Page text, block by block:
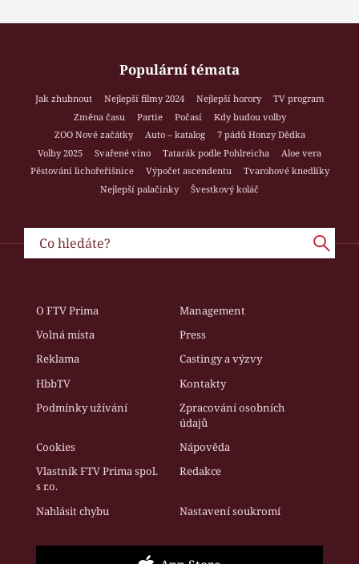
Populární témata
Jak zhubnout Nejlepší filmy 2024 Nejlepší horory
TV program
Změna času
Partie Počasí
Kdy budou volby
ZOO Nové začátky
Auto – katalog
7 pádů Honzy Dědka
Volby 2025
Svařené víno Tatarák podle Pohlreicha
Aloe vera
Pěstování lichořeřišnice
Výpočet ascendentu
Tvarohové knedlíky
Nejlepší palačinky
Švestkový koláč
O FTV Prima
Management
Volná místa
Press
Reklama
Castingy a výzvy
HbbTV
Kontakty
Podmínky užívání
Zpracování osobních
údajů
Cookies
Nápověda
Vlastník FTV Prima spol.
s r.o.
Redakce
Nahlásit chybu Nastavení soukromí